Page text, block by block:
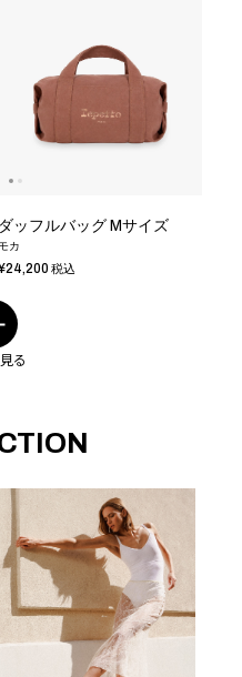
ダッフルバッグ Mサイズ
カ
税込
る